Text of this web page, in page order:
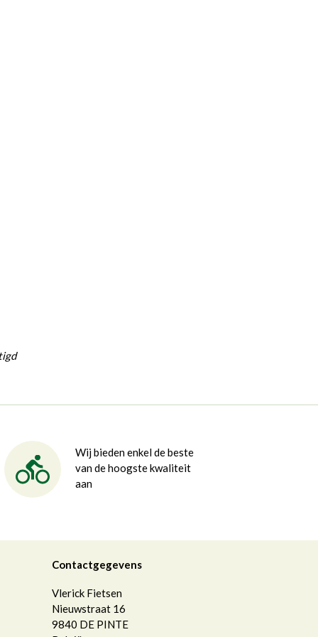
Wij bieden enkel de beste
van de hoogste kwaliteit
aan
Contactgegevens
Vlerick Fietsen
Nieuwstraat 16
9840 DE PINTE